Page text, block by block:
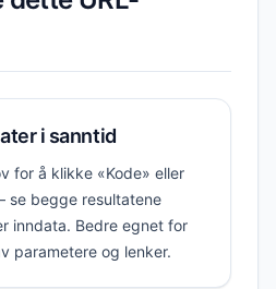
i sanntid
for å klikke «Kode» eller
se begge resultatene
inndata. Bedre egnet for
parametere og lenker.